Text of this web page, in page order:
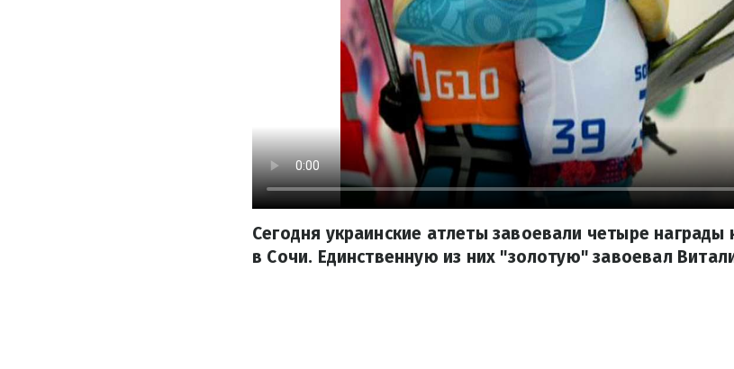
Сегодня украинские атлеты завоевали четыре награды
в Сочи. Единственную из них "золотую" завоевал